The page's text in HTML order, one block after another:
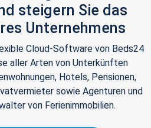
steigern Sie das
Unternehmens
Cloud-Software von Beds24
aller Arten von Unterkünften
Hotels, Pensionen,
sowie Agenturen und
von Ferienimmobilien.